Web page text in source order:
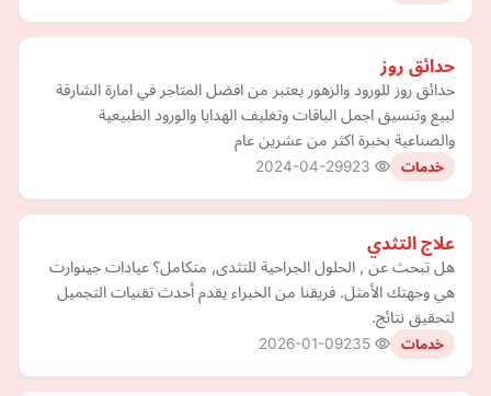
حدائق روز
حدائق روز للورود والزهور يعتبر من افضل المتاجر في امارة الشارقة
لبيع وتنسيق اجمل الباقات وتغليف الهدايا والورود الطبيعية
والصناعية بخبرة اكثر من عشرين عام
خدمات 2024-04-29
علاج التثدي
هل تبحث عن , الحلول الجراحية للتثدى, متكامل؟ عيادات جينوارت
هي وجهتك الأمثل. فريقنا من الخبراء يقدم أحدث تقنيات التجميل
لتحقيق نتائج.
خدمات 2026-01-09